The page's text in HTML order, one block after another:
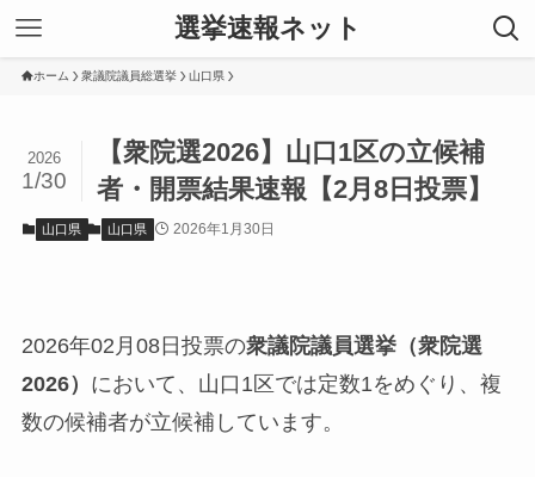
選挙速報ネット
ホーム 衆議院議員総選挙 山口県
【衆院選2026】山口1区の立候補
者・開票結果速報【2月8日投票】
2026
1/30
山口県 山口県 2026年1月30日
2026年02月08日投票の衆議院議員選挙（衆院選
2026） において、山口1区では定数1をめぐり、複
数の候補者が立候補しています。